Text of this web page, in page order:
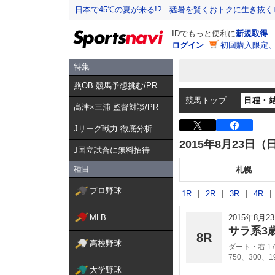
日本で45℃の夏が来る!? 猛暑を賢くおトクに生き抜く
IDでもっと便利に新規取得
ログイン
初回購入限定
特集
燕OB 競馬予想挑む/PR
髙津×三浦 監督対談/PR
Jリーグ戦力 徹底分析
J国立試合に無料招待
種目
プロ野球
MLB
高校野球
大学野球
競馬トップ 日程・
2015年8月23日（
札幌
1R 2R 3R 4R
8R
2015年8月
サラ系3
ダート・右
750、300、